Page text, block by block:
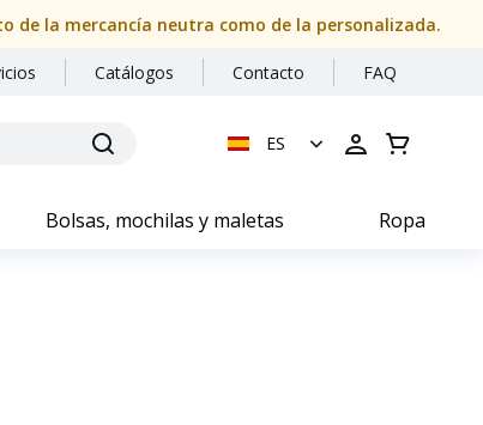
de la mercancía neutra como de la personalizada.
Catálogos Contacto FAQ
ES
Bolsas, mochilas y maletas Ropa